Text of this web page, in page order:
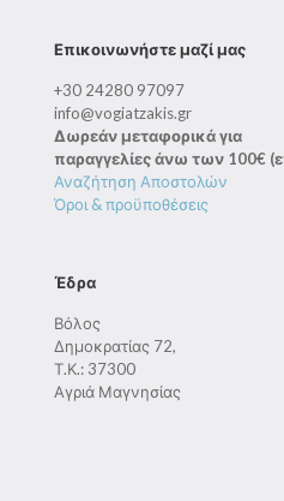
Επικοινωνήστε μαζί μας
+30 24280 97097
info@vogiatzakis.gr
Δωρεάν μεταφορικά για
παραγγελίες άνω των 100€
Αναζήτηση Αποστολών
Όροι & προϋποθέσεις
Έδρα
Βόλος
Δημοκρατίας 72,
Τ.Κ.: 37300
Αγριά Μαγνησίας